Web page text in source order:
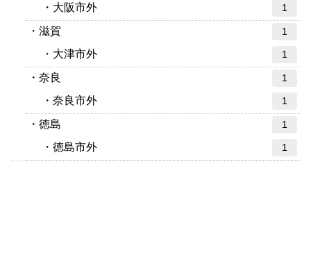
大阪市外 1
滋賀 1
大津市外 1
奈良 1
奈良市外 1
徳島 1
徳島市外 1